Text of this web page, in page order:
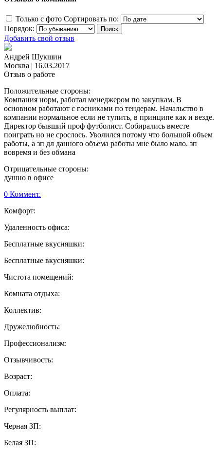
Только с фото Сортировать по:
Порядок:
Добавить свой отзыв
Андрей Шукшин
Москва | 16.03.2017
Отзыв о работе
Положительные стороны:
Компания норм, работал менеджером по закупкам. В
основном работают с госниками по тендерам. Начальство в
компании нормальное если не тупить, в принципе как и везде.
Директор бывший проф футболист. Собирались вместе
поиграть но не срослось. Уволился потому что большой объем
работы, а зп дл данного объема работы мне было мало. зп
вовремя и без обмана
Отрицательные стороны:
душно в офисе
0 Коммент.
Комфорт:
Удаленность офиса:
Бесплатные вкусняшки:
Бесплатные вкусняшки:
Чистота помещений:
Комната отдыха:
Коллектив:
Дружелюбность:
Профессионализм:
Отзывчивость:
Возраст:
Оплата:
Регулярность выплат:
Черная ЗП:
Белая ЗП: